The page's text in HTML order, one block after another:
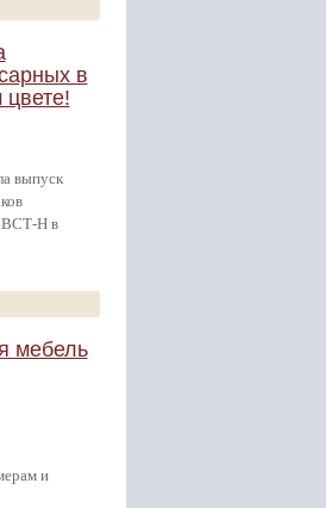
в
цвете!
выпуск
ВСТ-Н в
мебель
и